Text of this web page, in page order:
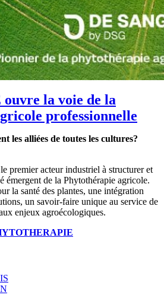
ouvre la voie de la
professionnelle
les alliées de toutes les cultures?
premier acteur industriel à structurer et
émergent de la Phytothérapie agricole.
la santé des plantes, une intégration
un savoir-faire unique au service de
enjeux agroécologiques.